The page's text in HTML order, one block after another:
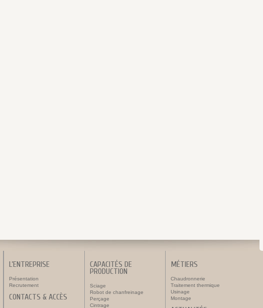
L’ENTREPRISE
Présentation
Recrutement
CONTACTS & ACCÈS
CAPACITÉS DE
PRODUCTION
Sciage
Robot de chanfreinage
Perçage
Cintrage
MÉTIERS
Chaudronnerie
Traitement thermique
Usinage
Montage